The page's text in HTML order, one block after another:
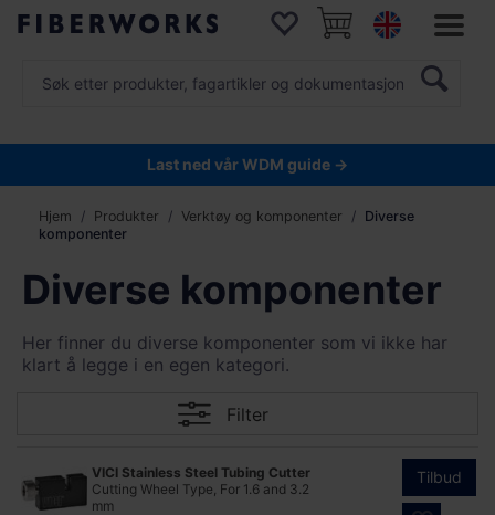
Last ned vår WDM guide →
Hjem Produkter Verktøy og komponenter
Diverse
komponenter
Diverse komponenter
Her finner du diverse komponenter som vi ikke har
klart å legge i en egen kategori.
Filter
VICI Stainless Steel Tubing Cutter
Cutting Wheel Type, For 1.6 and 3.2
mm
Tilbud